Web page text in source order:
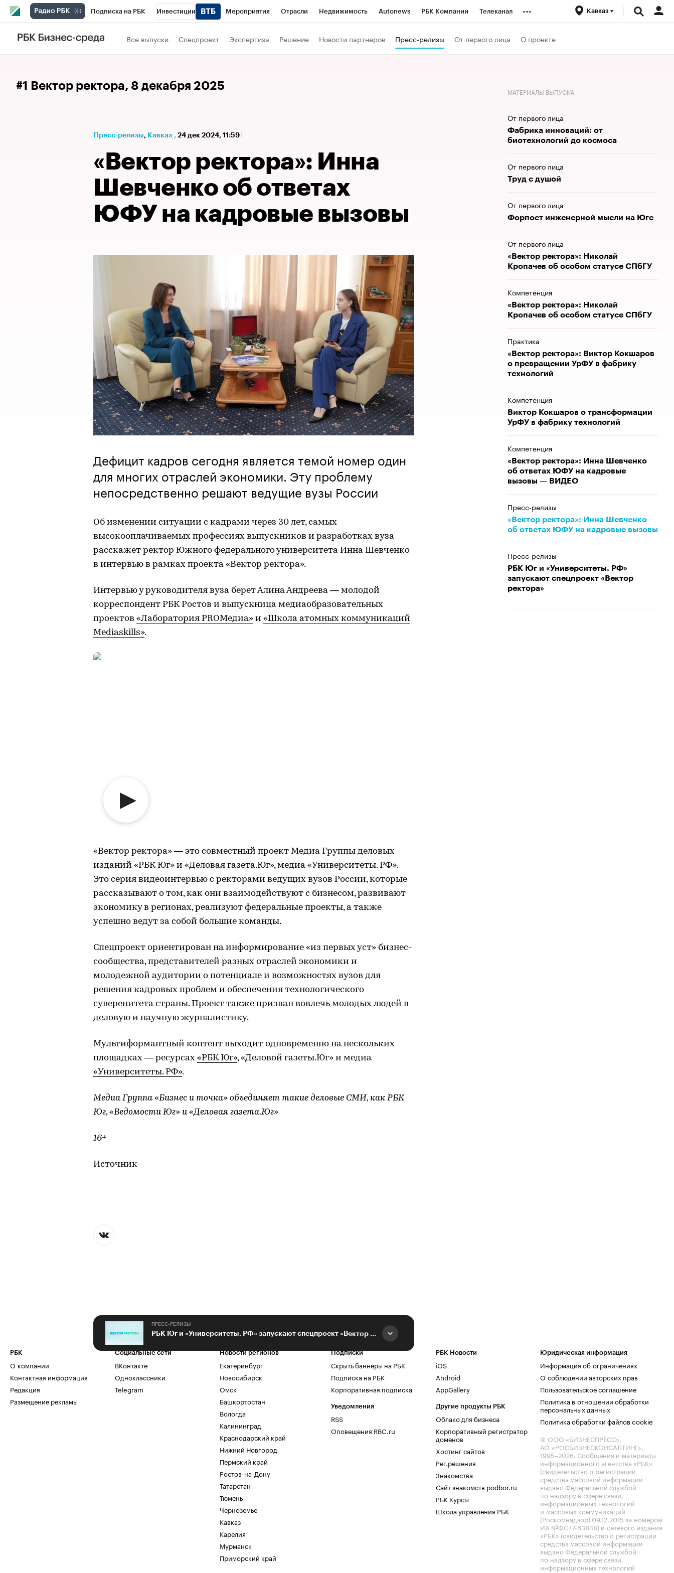
Подписка на РБК Инвестиции Мероприятия Отрасли Недвижимость Autonews РБК Компании Телеканал
РБК Вино
Франшизы
... Кавказ
Все выпуски Спецпроект Экспертиза Решение Новости партнеров Пресс-релизы От первого лица О проекте
#1 Вектор ректора, 8 декабря 2025
Пресс-релизы⁠, Кавказ , 24 дек 2024, 11:59
«Вектор ректора»: Инна
Шевченко об ответах
ЮФУ на кадровые вызовы
Дефицит кадров сегодня является темой номер один
для многих отраслей экономики. Эту проблему
непосредственно решают ведущие вузы России
Об изменении ситуации с кадрами через 30 лет, самых
высокооплачиваемых профессиях выпускников и разработках вуза
расскажет ректор Южного федерального университета Инна Шевченко
в интервью в рамках проекта «Вектор ректора».
Интервью у руководителя вуза берет Алина Андреева — молодой
корреспондент РБК Ростов и выпускница медиаобразовательных
проектов «Лаборатория PROМедиа» и «Школа атомных коммуникаций
Mediaskills».
«Вектор ректора» — это совместный проект Медиа Группы деловых
изданий «РБК Юг» и «Деловая газета.Юг», медиа «Университеты. РФ».
Это серия видеоинтервью с ректорами ведущих вузов России, которые
рассказывают о том, как они взаимодействуют с бизнесом, развивают
экономику в регионах, реализуют федеральные проекты, а также
успешно ведут за собой большие команды.
Спецпроект ориентирован на информирование «из первых уст» бизнес-
сообщества, представителей разных отраслей экономики и
молодежной аудитории о потенциале и возможностях вузов для
решения кадровых проблем и обеспечения технологического
суверенитета страны. Проект также призван вовлечь молодых людей в
деловую и научную журналистику.
Мультиформантный контент выходит одновременно на нескольких
площадках — ресурсах «РБК Юг», «Деловой газеты.Юг» и медиа
«Университеты. РФ».
Медиа Группа «Бизнес и точка» объединяет такие деловые СМИ, как РБК
Юг, «Ведомости Юг» и «Деловая газета.Юг»
16+
Источник
ПРЕСС-РЕЛИЗЫ
РБК Юг и «Университеты. РФ» запускают спецпроект «Вектор ректора»
МАТЕРИАЛЫ ВЫПУСКА
От первого лица
Фабрика инноваций: от
биотехнологий до космоса
От первого лица
Труд с душой
От первого лица
Форпост инженерной мысли на Юге
От первого лица
«Вектор ректора»: Николай
Кропачев об особом статусе СПбГУ
Компетенция
«Вектор ректора»: Николай
Кропачев об особом статусе СПбГУ
Практика
«Вектор ректора»: Виктор Кокшаров
о превращении УрФУ в фабрику
технологий
Компетенция
Виктор Кокшаров о трансформации
УрФУ в фабрику технологий
Компетенция
«Вектор ректора»: Инна Шевченко
об ответах ЮФУ на кадровые
вызовы — ВИДЕО
Пресс-релизы
«Вектор ректора»: Инна Шевченко
об ответах ЮФУ на кадровые вызовы
Пресс-релизы
РБК Юг и «Университеты. РФ»
запускают спецпроект «Вектор
ректора»
РБК
О компании
Контактная информация
Редакция
Размещение рекламы
Социальные сети
ВКонтакте
Одноклассники
Telegram
Новости регионов
Екатеринбург
Новосибирск
Омск
Башкортостан
Вологда
Калининград
Краснодарский край
Нижний Новгород
Пермский край
Ростов-на-Дону
Татарстан
Тюмень
Черноземье
Кавказ
Карелия
Мурманск
Приморский край
Подписки
Скрыть баннеры на РБК
Подписка на РБК
Корпоративная подписка
Уведомления
RSS
Оповещения RBC.ru
РБК Новости
iOS
Android
AppGallery
Другие продукты РБК
Облако для бизнеса
Корпоративный регистратор
доменов
Хостинг сайтов
Рег.решения
Знакомства
Сайт знакомств podbor.ru
РБК Курсы
Школа управления РБК
Юридическая информация
Информация об ограничениях
О соблюдении авторских прав
Пользовательское соглашение
Политика в отношении обработки
персональных данных
Политика обработки файлов cookie
© ООО «БИЗНЕСПРЕСС»,
АО «РОСБИЗНЕСКОНСАЛТИНГ»,
1995–2026. Сообщения и материалы
информационного агентства «РБК»
(свидетельство о регистрации
средства массовой информации
выдано Федеральной службой
по надзору в сфере связи,
информационных технологий
и массовых коммуникаций
(Роскомнадзор) 09.12.2015 за номером
ИА №ФС77-63848) и сетевого издания
«РБК» (свидетельство о регистрации
средства массовой информации
выдано Федеральной службой
по надзору в сфере связи,
информационных технологий